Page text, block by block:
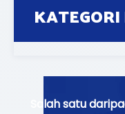
Salah satu